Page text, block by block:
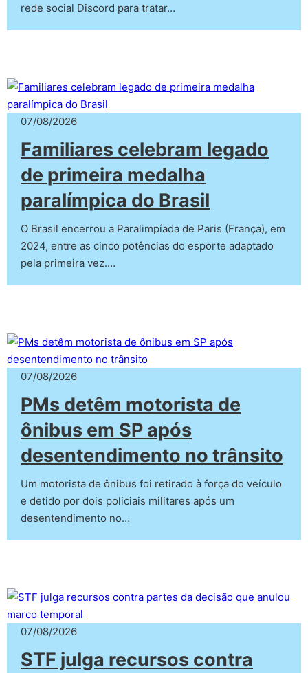
rede social Discord para tratar…
07/08/2026
Familiares celebram legado
de primeira medalha
paralímpica do Brasil
O Brasil encerrou a Paralimpíada de Paris (França), em
2024, entre as cinco potências do esporte adaptado
pela primeira vez.…
07/08/2026
PMs detêm motorista de
ônibus em SP após
desentendimento no trânsito
Um motorista de ônibus foi retirado à força do veículo
e detido por dois policiais militares após um
desentendimento no…
07/08/2026
STF julga recursos contra